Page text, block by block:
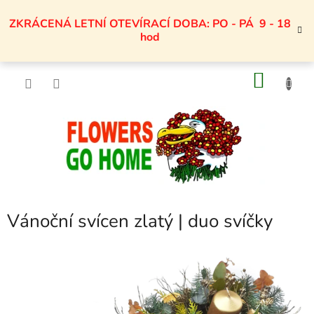
naZKRÁCENÁ LETNÍ OTEVÍRACÍ DOBA: PO - PÁ 9 - 18
hod
Vánoční svícen zlatý | duo svíčky